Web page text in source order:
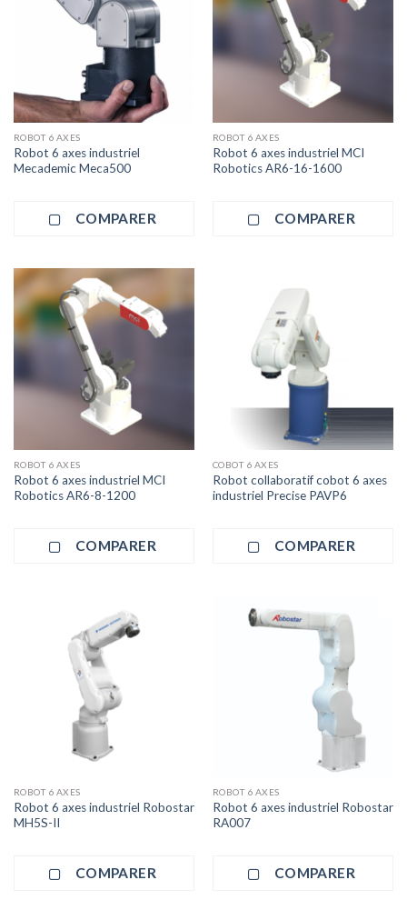
ROBOT 6 AXES
Robot 6 axes industriel
Mecademic Meca500
COMPARER
ROBOT 6 AXES
Robot 6 axes industriel MCI
Robotics AR6-16-1600
COMPARER
ROBOT 6 AXES
Robot 6 axes industriel MCI
Robotics AR6-8-1200
COMPARER
COBOT 6 AXES
Robot collaboratif cobot 6 axes
industriel Precise PAVP6
COMPARER
ROBOT 6 AXES
Robot 6 axes industriel Robostar
MH5S-II
COMPARER
ROBOT 6 AXES
Robot 6 axes industriel Robostar
RA007
COMPARER